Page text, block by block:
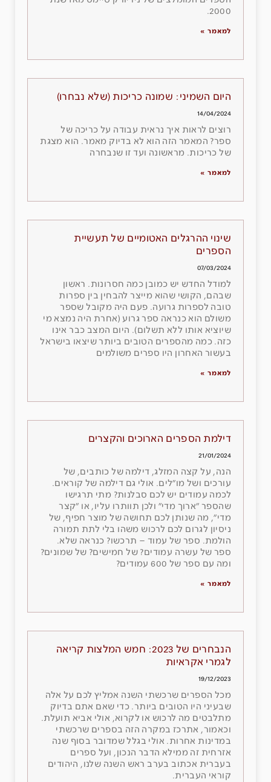
2000.
למאמר »
היום השמיני: שמונה כריכות (שלא נבחרו)
14/04/2024
רוצים לראות איך נראית עבודה על כריכה של
ספר? המאמר הזה הוא לא בדיוק מאמר. הוא מצגת
של כריכות. מראשונה ועד זו שנבחרה
למאמר »
שינוי ההרגלים האטומיים של תעשיית
הספרים
07/03/2024
למודל החדש יש כמובן כמה חסרונות. ראשון
שבהם, הקושי שהוא מייצר להבחין בין ספרות
טובה לספרות גרועה. פעם היה מקובל שספר
משולם הוא כנראה ספר גרוע (אחרת היה נמצא מי
שיוציא אותו ללא תשלום). היום המצב כבר אינו
כזה. כמה מהספרים הטובים ביותר שיצאו בישראל
בעשור האחרון היו ספרים משולמים
למאמר »
דילמת הספרים הארוכים והקצרים
21/01/2024
הנה, על קצה המזלג, דילמה של כותבים, של
עורכים ושל מו״לים. אולי גם דילמה של קוראים.
לכמה עמודים יש לכם סבלנות? מתי תרגישו
שהספר ״ארוך מדי״ ולכן תוותרו עליו, או ״קצר
מדי״, מה שנותן לכם תחושה של מוצר חפיף, של
ניסיון לגרום לכם לרכוש משהו בלי לתת תמורה
הולמת. ספר של עמוד – תרכשו? כנראה שלא.
ספר של עשרה עמודים? של חמישים? של שמונים?
ומה עם ספר של 600 עמודים?
למאמר »
הנבחרים של 2023: חמש המלצות קריאה
לגמרי אקראיות
19/12/2023
מכל הספרים שרכשתי השנה אמליץ לכם על אלה
שבעיני היו הטובים ביותר. כדי שאם אתם בדיוק
מתלבטים מה לרכוש או לקרוא, אולי אביא תועלת.
וכאמור, אתרכז במקרה הזה בספרים שרכשתי
במדינות אחרות. אולי בגלל שמדובר בסוף שנה
אזרחית זה ממילא הדבר הנכון, ועל ספרים
בעברית אכתוב בערב ראש השנה שלנו, היהודים
קוראי העברית.